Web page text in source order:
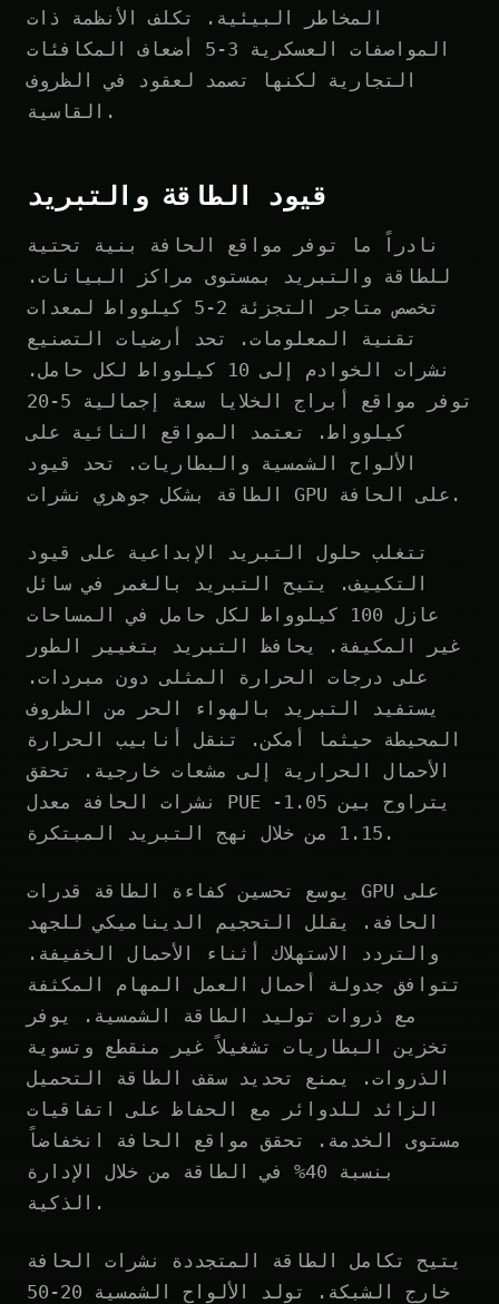
المخاطر البيئية. تكلف الأنظمة ذات
المواصفات العسكرية 3-5 أضعاف المكافئات
التجارية لكنها تصمد لعقود في الظروف
القاسية.
قيود الطاقة والتبريد
نادراً ما توفر مواقع الحافة بنية تحتية
للطاقة والتبريد بمستوى مراكز البيانات.
تخصص متاجر التجزئة 2-5 كيلوواط لمعدات
تقنية المعلومات. تحد أرضيات التصنيع
نشرات الخوادم إلى 10 كيلوواط لكل حامل.
توفر مواقع أبراج الخلايا سعة إجمالية 5-20
كيلوواط. تعتمد المواقع النائية على
الألواح الشمسية والبطاريات. تحد قيود
الطاقة بشكل جوهري نشرات GPU على الحافة.
تتغلب حلول التبريد الإبداعية على قيود
التكييف. يتيح التبريد بالغمر في سائل
عازل 100 كيلوواط لكل حامل في المساحات
غير المكيفة. يحافظ التبريد بتغيير الطور
على درجات الحرارة المثلى دون مبردات.
يستفيد التبريد بالهواء الحر من الظروف
المحيطة حيثما أمكن. تنقل أنابيب الحرارة
الأحمال الحرارية إلى مشعات خارجية. تحقق
نشرات الحافة معدل PUE يتراوح بين 1.05-
1.15 من خلال نهج التبريد المبتكرة.
يوسع تحسين كفاءة الطاقة قدرات GPU على
الحافة. يقلل التحجيم الديناميكي للجهد
والتردد الاستهلاك أثناء الأحمال الخفيفة.
تتوافق جدولة أحمال العمل المهام المكثفة
مع ذروات توليد الطاقة الشمسية. يوفر
تخزين البطاريات تشغيلاً غير منقطع وتسوية
الذروات. يمنع تحديد سقف الطاقة التحميل
الزائد للدوائر مع الحفاظ على اتفاقيات
مستوى الخدمة. تحقق مواقع الحافة انخفاضاً
بنسبة 40% في الطاقة من خلال الإدارة
الذكية.
يتيح تكامل الطاقة المتجددة نشرات الحافة
خارج الشبكة. تولد الألواح الشمسية 20-50